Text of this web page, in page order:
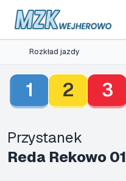
Rozkład jazdy
1 2 3
Przystanek
Reda Rekowo 01